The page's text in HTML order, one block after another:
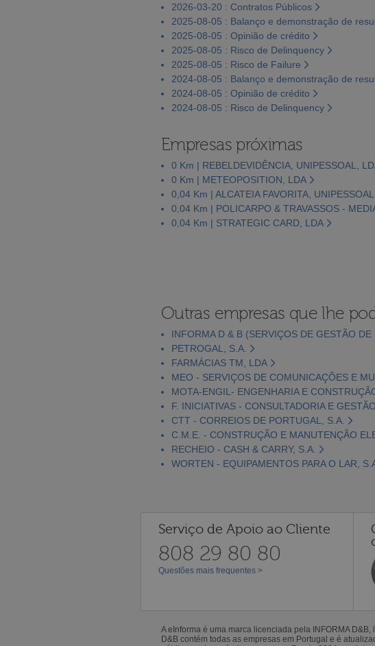
2026-03-20 : Contratos Públicos
2025-08-05 : Balanço e demonstração de
2025-08-05 : Opinião de crédito
2025-08-05 : Risco de Delinquency
2025-08-05 : Risco de Failure
2024-08-05 : Balanço e demonstração de
2024-08-05 : Opinião de crédito
2024-08-05 : Risco de Delinquency
Empresas próximas
0 Km | REBELDEVIDÊNCIA, UNIPESSOAL,
0 Km | METEOPOSITION, LDA
0,04 Km | ALCATEIA FAVORITA,
0,04 Km | POLICARPO & TRAVASSOS -
0,04 Km | STRATEGIC CARD, LDA
Outras empresas que lhe
INFORMA D & B (SERVIÇOS DE GESTÃO DE
PETROGAL, S.A.
FARMÁCIAS TM, LDA
MEO - SERVIÇOS DE COMUNICAÇÕES E
MOTA-ENGIL- ENGENHARIA E
F. INICIATIVAS - CONSULTADORIA E
CTT - CORREIOS DE PORTUGAL, S.A.
C.M.E. - CONSTRUÇÃO E MANUTENÇÃO
RECHEIO - CASH & CARRY, S.A.
WORTEN - EQUIPAMENTOS PARA O LAR,
Serviço de Apoio ao Cliente
808 29 80 80
Questões mais frequentes >
A eInforma é uma marca licenciada pela INFORMA
D&B contém todas as empresas em Portugal e é